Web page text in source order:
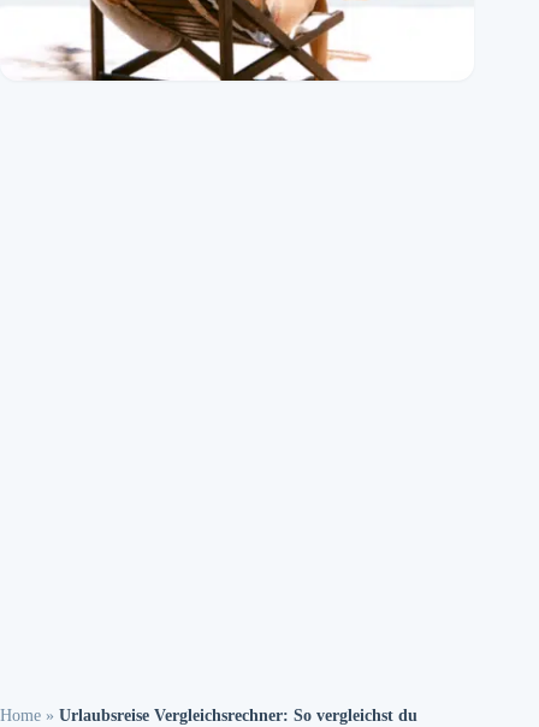
Home » Urlaubsreise Vergleichsrechner: So vergleichst du